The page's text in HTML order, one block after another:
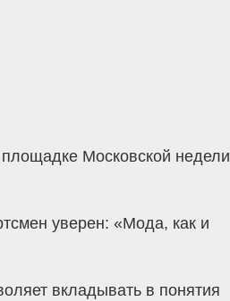
Московской недели
уверен: «Мода, как и
вкладывать в понятия